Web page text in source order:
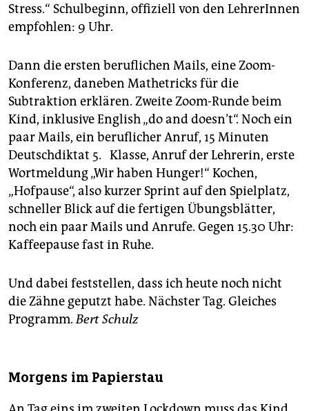
Stress.“ Schulbeginn, offiziell von den LehrerInnen
empfohlen: 9 Uhr.
Dann die ersten beruflichen Mails, eine Zoom-
Konferenz, daneben Mathetricks für die
Subtraktion erklären. Zweite Zoom-Runde beim
Kind, inklusive English „do and doesn’t“. Noch ein
paar Mails, ein beruflicher Anruf, 15 Minuten
Deutschdiktat 5. Klasse, Anruf der Lehrerin, erste
Wortmeldung „Wir haben Hunger!“ Kochen,
„Hofpause“, also kurzer Sprint auf den Spielplatz,
schneller Blick auf die fertigen Übungsblätter,
noch ein paar Mails und Anrufe. Gegen 15.30 Uhr:
Kaffeepause fast in Ruhe.
Und dabei feststellen, dass ich heute noch nicht
die Zähne geputzt habe. Nächster Tag. Gleiches
Programm.Bert Schulz
Morgens im Papierstau